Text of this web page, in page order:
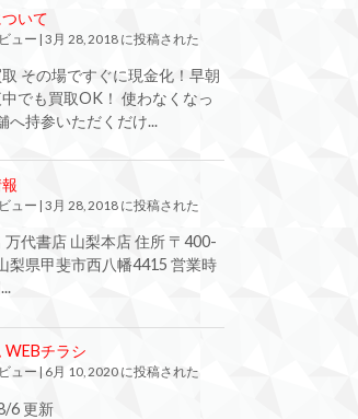
いて
ュー | 3月 28, 2018 に投稿された
その場ですぐに現金化！早朝
でも買取OK！ 使わなくなっ
へ持参いただくだけ...
ュー 3月 28, 2018 に投稿された
万代書店 山梨本店 住所 〒400-
梨県甲斐市西八幡4415 営業時
WEBチラシ
ュー 6月 10, 2020 に投稿された
6 更新